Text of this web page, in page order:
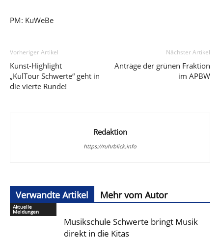
PM: KuWeBe
Vorheriger Artikel
Kunst-Highlight
„KulTour Schwerte“ geht in
die vierte Runde!
Nächster Artikel
Anträge der grünen Fraktion
im APBW
Redaktion
https://ruhrblick.info
Verwandte Artikel Mehr vom Autor
Aktuelle
Meldungen
Musikschule Schwerte bringt Musik
direkt in die Kitas